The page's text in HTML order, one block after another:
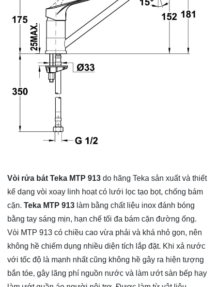
Vòi rửa bát Teka MTP 913 do hãng Teka sản xuất và thiết
kế dạng vòi xoay linh hoạt có lưới lọc tạo bọt, chống bám
cặn. Teka MTP 913 làm bằng chất liệu inox đánh bóng
bằng tay sáng mịn, hạn chế tối đa bám cặn đường ống.
Vòi MTP 913 có chiều cao vừa phải và khá nhỏ gọn, nên
không hề chiếm dụng nhiều diện tích lắp đặt. Khi xả nước
với tốc độ là mạnh nhất cũng không hề gây ra hiện tượng
bắn tóe, gây lãng phí nguồn nước và làm ướt sàn bếp hay